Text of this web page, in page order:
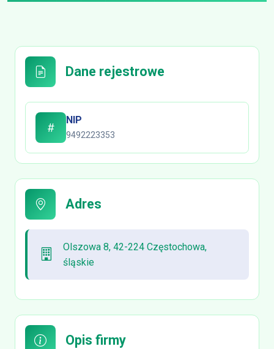
Dane rejestrowe
NIP
9492223353
Adres
Olszowa 8, 42-224 Częstochowa,
śląskie
Opis firmy